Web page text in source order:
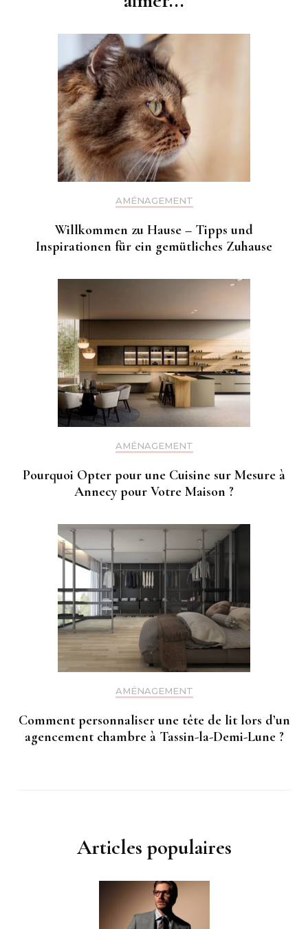
AMÉNAGEMENT
Willkommen zu Hause – Tipps und
Inspirationen für ein gemütliches Zuhause
AMÉNAGEMENT
Pourquoi Opter pour une Cuisine sur Mesure à
Annecy pour Votre Maison ?
AMÉNAGEMENT
Comment personnaliser une tête de lit lors d’un
agencement chambre à Tassin-la-Demi-Lune ?
Articles populaires